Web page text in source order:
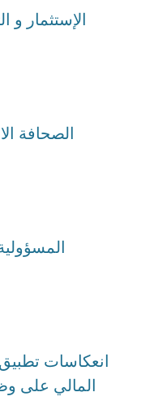
الإستثمار و
الصحافة
انعكاسات
المالي على